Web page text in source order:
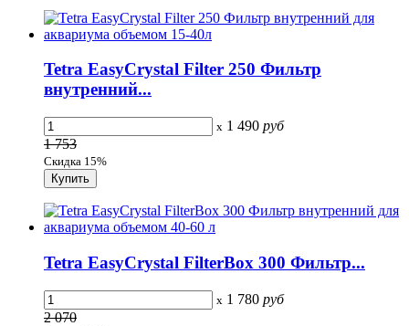
Tetra EasyCrystal Filter 250 Фильтр
внутренний...
x 1 490 руб
1 753
Скидка 15%
Tetra EasyCrystal FilterBox 300 Фильтр...
x 1 780 руб
2 070